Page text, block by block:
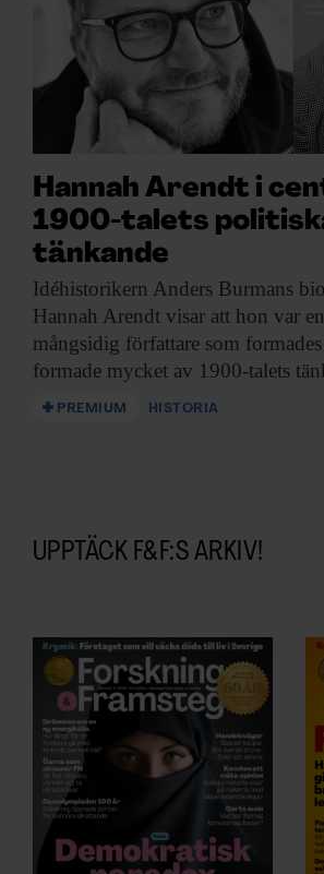
Hannah Arendt i
1900-talets
tänkande
Idéhistorikern Anders Burmans
Hannah Arendt visar att hon var
mångsidig författare som
formade mycket av 1900-talets
PREMIUM HISTORIA
UPPTÄCK F&F:S ARKIV!